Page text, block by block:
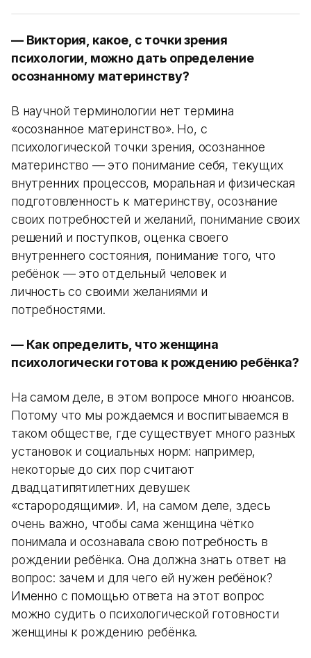
— Виктория, какое, с точки зрения
психологии, можно дать определение
осознанному материнству?
В научной терминологии нет термина
«осознанное материнство». Но, с
психологической точки зрения, осознанное
материнство — это понимание себя, текущих
внутренних процессов, моральная и физическая
подготовленность к материнству, осознание
своих потребностей и желаний, понимание своих
решений и поступков, оценка своего
внутреннего состояния, понимание того, что
ребёнок — это отдельный человек и
личность со своими желаниями и
потребностями.
— Как определить, что женщина
психологически готова к рождению ребёнка?
На самом деле, в этом вопросе много нюансов.
Потому что мы рождаемся и воспитываемся в
таком обществе, где существует много разных
установок и социальных норм: например,
некоторые до сих пор считают
двадцатипятилетних девушек
«старородящими». И, на самом деле, здесь
очень важно, чтобы сама женщина чётко
понимала и осознавала свою потребность в
рождении ребёнка. Она должна знать ответ на
вопрос: зачем и для чего ей нужен ребёнок?
Именно с помощью ответа на этот вопрос
можно судить о психологической готовности
женщины к рождению ребёнка.